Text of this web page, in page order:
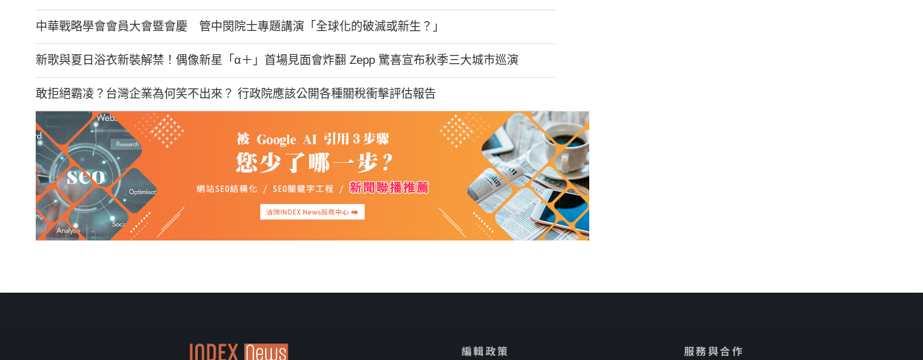
中華戰略學會會員大會暨會慶 管中閔院士專題講演「全球化的破滅或新生？」
新歌與夏日浴衣新裝解禁！偶像新星「α＋」首場見面會炸翻 Zepp 驚喜宣布秋季三大城市巡演
敢拒絕霸凌？台灣企業為何笑不出來？ 行政院應該公開各種關稅衝擊評估報告
編輯政策 服務與合作